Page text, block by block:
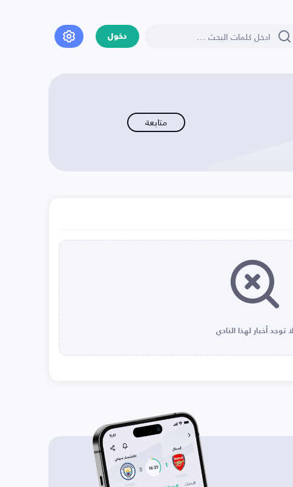
دخول
متابعة
لا توجد أخبار لهذا النادي